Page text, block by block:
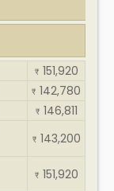
₹ 151,920
₹ 142,780
₹ 146,811
₹ 143,200
₹ 151,920